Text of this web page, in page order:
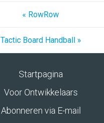
« RowRow
Tactic Board Handball »
Startpagina
Voor Ontwikkelaars
Abonneren via E-mail